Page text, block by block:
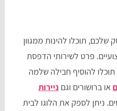
תוכלו להינות ממגוון
פרט לשירותי הדפסת
להוסיף חבילה שלמה
או ברושורים וגם ניירות
ניתן לספק את הלוגו לבית